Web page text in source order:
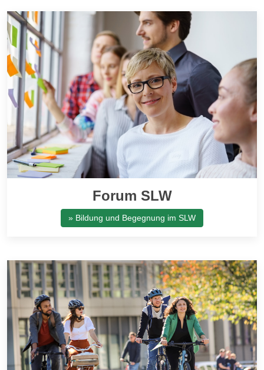
Forum SLW
» Bildung und Begegnung im SLW